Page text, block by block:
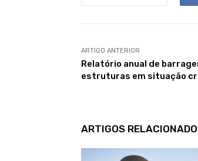
ARTIGO ANTERIOR
Relatório anual de
estruturas em situação
ARTIGOS